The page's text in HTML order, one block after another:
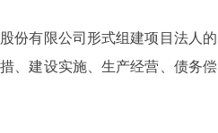
有限公司形式组建项目法人的
、建设实施、生产经营、债务偿